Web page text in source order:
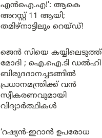
എൻഐ.എ!’: ആകെ
അറസ്റ്റ് 11 ആയി;
തമിഴ്‌നാട്ടിലും റെയ്ഡ്!
ജെൻ സിയെ കയ്യിലെടുത്ത്
മോദി ; ഐ.ഐ.ടി ഡൽഹി
ബിരുദദാനച്ചടങ്ങിൽ
പ്രധാനമന്ത്രിക്ക് വൻ
സ്വീകരണവുമായി
വിദ്യാർത്ഥികൾ
‘റഷ്യൻ-ഇറാൻ ഉപരോധ